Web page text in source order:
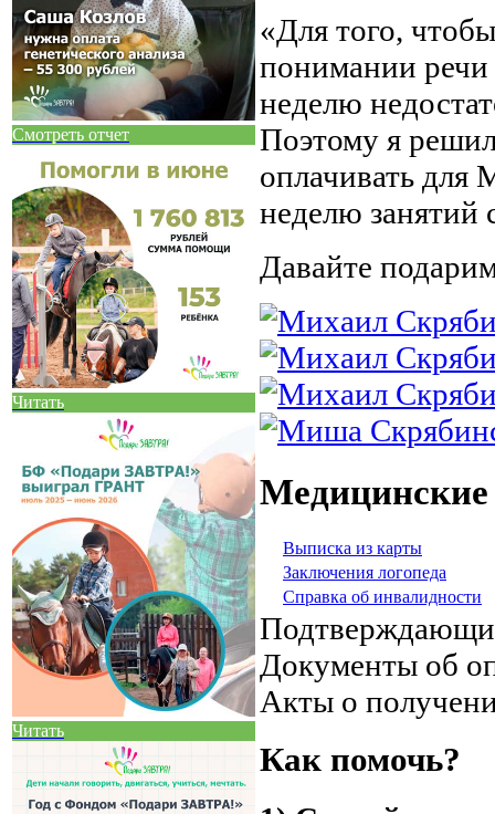
Смотреть отчет
Читать
Читать
«Для того,
понимании речи
неделю
Поэтому я
оплачивать для
неделю
Давайте
Выписка из карты
Заключения логопеда
Справка об инвалидности
Документы об
Акты о
Как помочь?